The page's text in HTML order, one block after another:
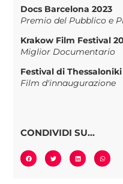
Docs Barcelona 2023
Premio del Pubblico e
Krakow Film Festival
Miglior Documentario
Festival di Thessaloniki
Film d'innaugurazione
CONDIVIDI SU...